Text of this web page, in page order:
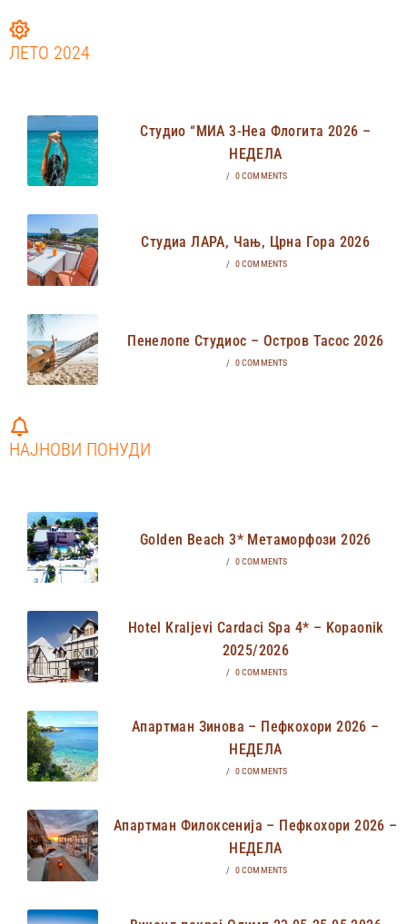
ЛЕТО 2024
Студио “МИА 3-Неа Флогита 2026 –
НЕДЕЛА
/ 0 COMMENTS
Студиа ЛАРА, Чањ, Црна Гора 2026
/ 0 COMMENTS
Пенелопе Студиос – Остров Тасос 2026
/ 0 COMMENTS
НАЈНОВИ ПОНУДИ
Golden Beach 3* Метаморфози 2026
/ 0 COMMENTS
Hotel Kraljevi Cardaci Spa 4* – Kopaonik
2025/2026
/ 0 COMMENTS
Апартман Зинова – Пефкохори 2026 –
НЕДЕЛА
/ 0 COMMENTS
Апартман Филоксенија – Пефкохори 2026 –
НЕДЕЛА
/ 0 COMMENTS